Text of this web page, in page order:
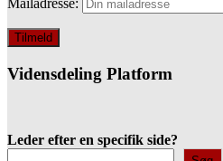
Mailadresse:
Vidensdeling Platform
Leder efter en specifik side?